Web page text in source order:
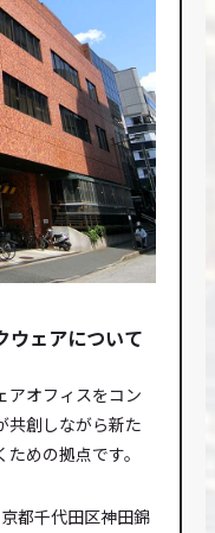
ウェアについて
アオフィスをコン
共創しながら新た
めの拠点です。
都千代田区神田錦